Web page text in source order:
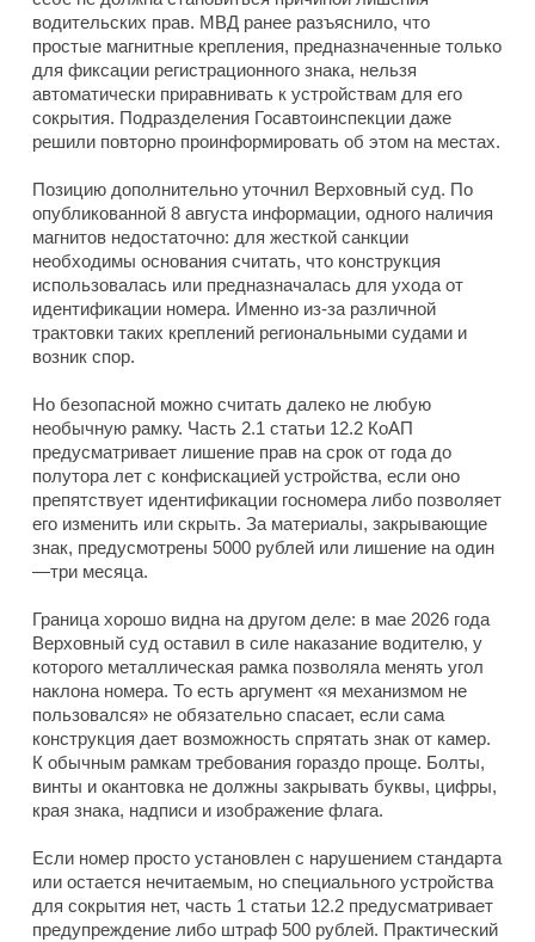
водительских прав. МВД ранее разъяснило, что
простые магнитные крепления, предназначенные только
для фиксации регистрационного знака, нельзя
автоматически приравнивать к устройствам для его
сокрытия. Подразделения Госавтоинспекции даже
решили повторно проинформировать об этом на местах.
Позицию дополнительно уточнил Верховный суд. По
опубликованной 8 августа информации, одного наличия
магнитов недостаточно: для жесткой санкции
необходимы основания считать, что конструкция
использовалась или предназначалась для ухода от
идентификации номера. Именно из-за различной
трактовки таких креплений региональными судами и
возник спор.
Но безопасной можно считать далеко не любую
необычную рамку. Часть 2.1 статьи 12.2 КоАП
предусматривает лишение прав на срок от года до
полутора лет с конфискацией устройства, если оно
препятствует идентификации госномера либо позволяет
его изменить или скрыть. За материалы, закрывающие
знак, предусмотрены 5000 рублей или лишение на один
—три месяца.
Граница хорошо видна на другом деле: в мае 2026 года
Верховный суд оставил в силе наказание водителю, у
которого металлическая рамка позволяла менять угол
наклона номера. То есть аргумент «я механизмом не
пользовался» не обязательно спасает, если сама
конструкция дает возможность спрятать знак от камер.
К обычным рамкам требования гораздо проще. Болты,
винты и окантовка не должны закрывать буквы, цифры,
края знака, надписи и изображение флага.
Если номер просто установлен с нарушением стандарта
или остается нечитаемым, но специального устройства
для сокрытия нет, часть 1 статьи 12.2 предусматривает
предупреждение либо штраф 500 рублей. Практический